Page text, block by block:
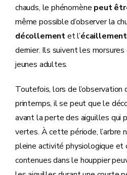
chauds, le phénomène peut
même possible d’observer la
décollementet l’écaillement
dernier. Ils suivent les
jeunes adultes.
Toutefois, lors de l’observation
printemps, il se peut que le
avant la perte des aiguilles qui
vertes. À cette période, l’arbre
pleine activité physiologique et
contenues dans le houppier